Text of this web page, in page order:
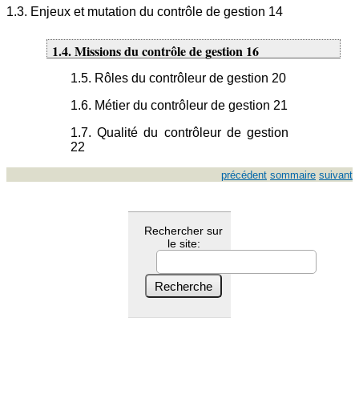
1.3. Enjeux et mutation du contrôle de gestion 14
1.4. Missions du contrôle de gestion 16
1.5. Rôles du contrôleur de gestion 20
1.6. Métier du contrôleur de gestion 21
1.7. Qualité du contrôleur de gestion
22
précédent sommaire suivant
Rechercher sur
le site: